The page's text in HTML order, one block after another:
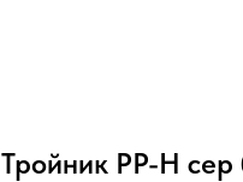
Тройник PP-H